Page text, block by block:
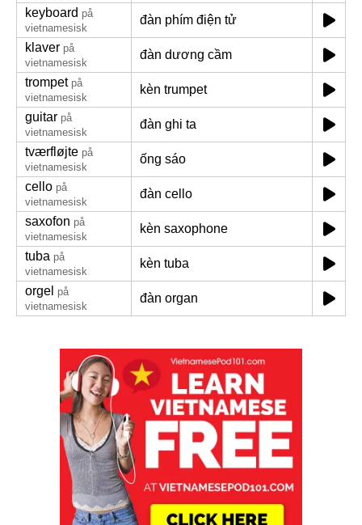
keyboard på
vietnamesisk
đàn phím điện tử
klaver på
vietnamesisk
đàn dương cầm
trompet på
vietnamesisk
kèn trumpet
guitar på
vietnamesisk
đàn ghi ta
tværfløjte på
vietnamesisk
ống sáo
cello på
vietnamesisk
đàn cello
saxofon på
vietnamesisk
kèn saxophone
tuba på
vietnamesisk
kèn tuba
orgel på
vietnamesisk
đàn organ